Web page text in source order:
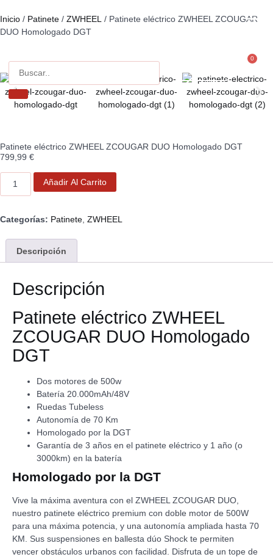
0
Inicio / Patinete / ZWHEEL / Patinete eléctrico ZWHEEL ZCOUGAR
DUO Homologado DGT
Patinete eléctrico ZWHEEL ZCOUGAR DUO Homologado DGT
799,99 €
Añadir Al Carrito
Categorías: Patinete, ZWHEEL
Descripción
Descripción
Patinete eléctrico ZWHEEL
ZCOUGAR DUO Homologado
DGT
Dos motores de 500w
Batería 20.000mAh/48V
Ruedas Tubeless
Autonomía de 70 Km
Homologado por la DGT
Garantía de 3 años en el patinete eléctrico y 1 año (o
3000km) en la batería
Homologado por la DGT
Vive la máxima aventura con el ZWHEEL ZCOUGAR DUO,
nuestro patinete eléctrico premium con doble motor de 500W
para una máxima potencia, y una autonomía ampliada hasta 70
KM. Sus suspensiones en ballesta dúo Shock te permiten
vencer obstáculos urbanos con facilidad. Disfruta de un tope de